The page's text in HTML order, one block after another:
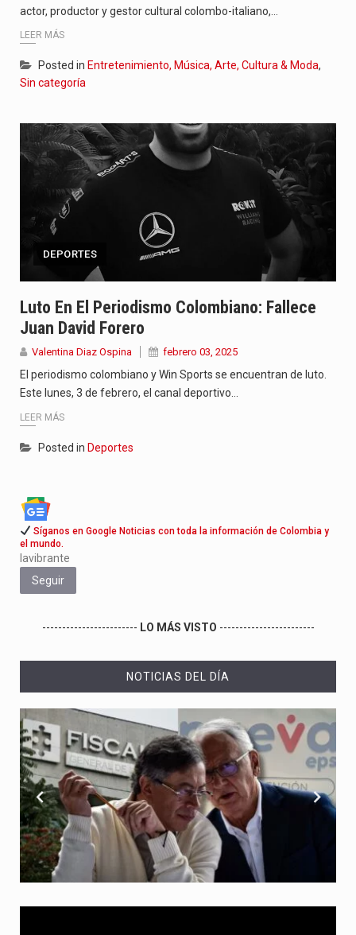
actor, productor y gestor cultural colombo-italiano,…
LEER MÁS
Posted in Entretenimiento, Música, Arte, Cultura & Moda,
Sin categoría
DEPORTES
Luto En El Periodismo Colombiano: Fallece
Juan David Forero
Valentina Diaz Ospina febrero 03, 2025
El periodismo colombiano y Win Sports se encuentran de luto.
Este lunes, 3 de febrero, el canal deportivo…
LEER MÁS
Posted in Deportes
Síganos en Google Noticias con toda la información de Colombia y
el mundo.
lavibrante
Seguir
------------------------ LO MÁS VISTO ------------------------
NOTICIAS DEL DÍA